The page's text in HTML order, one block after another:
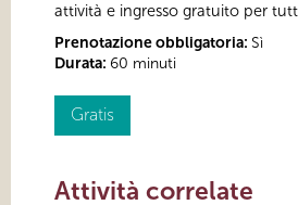
attività e ingresso gratuito per
Prenotazione obbligatoria: Sì
Durata: 60 minuti
Gratis
Attività correlate